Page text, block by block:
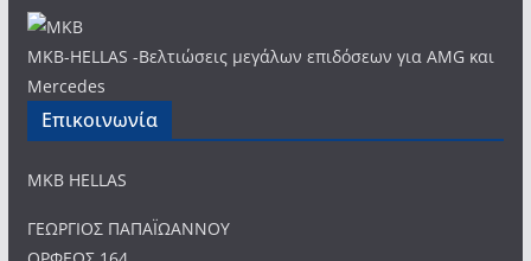
MKB-HELLAS -Βελτιώσεις μεγάλων επιδόσεων για AMG και
Mercedes
Επικοινωνία
MKB HELLAS
ΓΕΩΡΓΙΟΣ ΠΑΠΑΪΩΑΝΝΟΥ